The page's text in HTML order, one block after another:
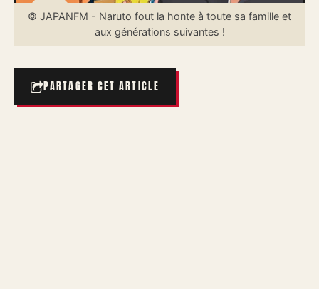
© JAPANFM - Naruto fout la honte à toute sa famille et
aux générations suivantes !
PARTAGER CET ARTICLE